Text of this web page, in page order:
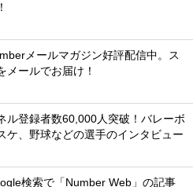
メールマガジン好評配信中。ス
メールでお届け！
ル登録者数60,000人突破！バレーボ
ケ、野球などの選手のインタビュー
検索で「Number Web」の記事